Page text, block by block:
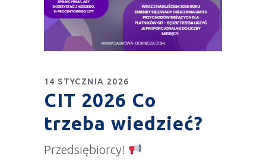
14 STYCZNIA 2026
CIT 2026 Co
trzeba wiedzieć?
Przedsiębiorcy!